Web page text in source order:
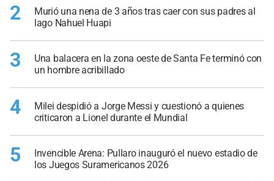
2
Murió una nena de 3 años tras caer con sus padres al
lago Nahuel Huapi
3
Una balacera en la zona oeste de Santa Fe terminó con
un hombre acribillado
4
Milei despidió a Jorge Messi y cuestionó a quienes
criticaron a Lionel durante el Mundial
5
Invencible Arena: Pullaro inauguró el nuevo estadio de
los Juegos Suramericanos 2026